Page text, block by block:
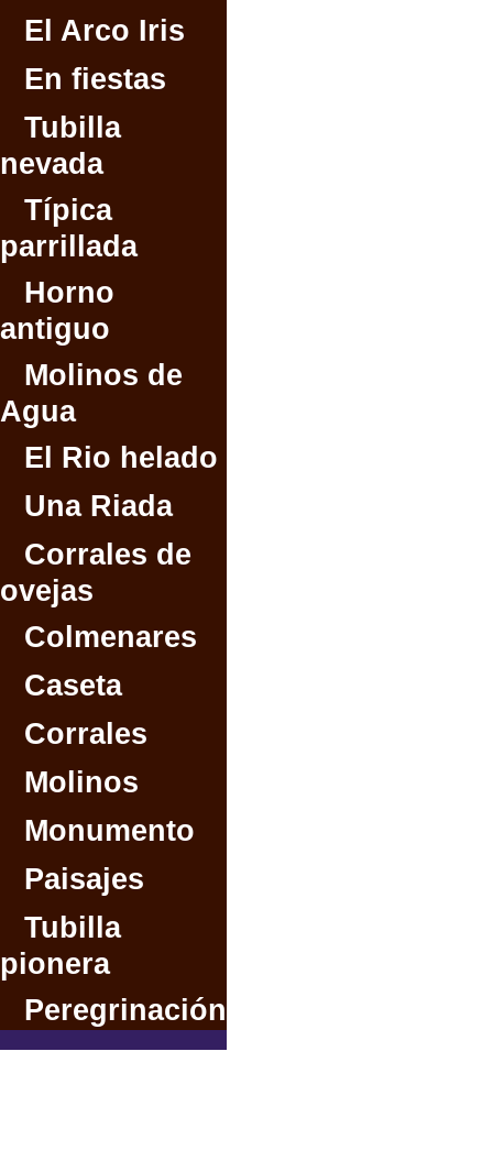
El Arco Iris
En fiestas
Tubilla
nevada
Típica
parrillada
Horno
antiguo
Molinos de
Agua
El Rio helado
Una Riada
Corrales de
ovejas
Colmenares
Caseta
Corrales
Molinos
Monumento
Paisajes
Tubilla
pionera
Peregrinación